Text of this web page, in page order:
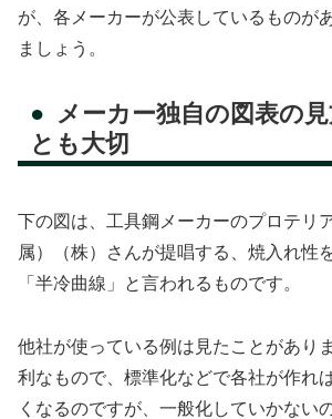
が、各メーカーが公表しているものが
ましょう。
メーカー独自の図表の
とも大切
下の図は、工具鋼メーカーのプロテリ
属）（株）さんが提唱する、焼入れ性
「半冷曲線」と言われるものです。
他社が使っている例は見たことがあり
利なもので、標準化などで各社が作れ
くなるのですが、一般化していかない